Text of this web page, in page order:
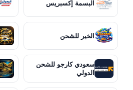
البسمة إكسبريس
الخير للشحن
سعودي كارجو للشحن
الدولي